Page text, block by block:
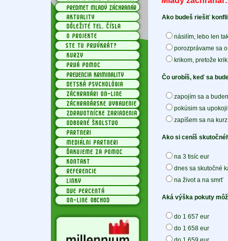
Ako budeš riešiť
násilím, lebo len
porozprávame sa
krikom, pretože
Čo urobíš, keď sa
zapojím sa a
pokúsim sa
zapíšem sa na
Ako si ceníš
na 3 tisíc eur
dnes sa skutočné
na život a na smrť
Aká výška pokuty
do 1 657 eur
do 1 658 eur